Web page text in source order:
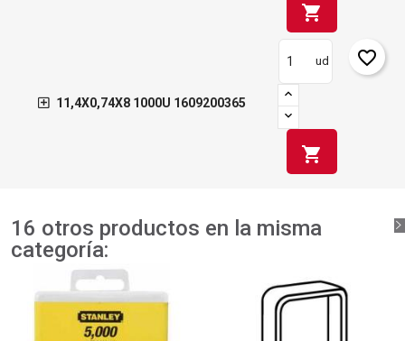
shopping_cart
11,4X0,74X8 1000U 1609200365
ud
shopping_cart
favorite_border
16 otros productos en la misma
categoría: